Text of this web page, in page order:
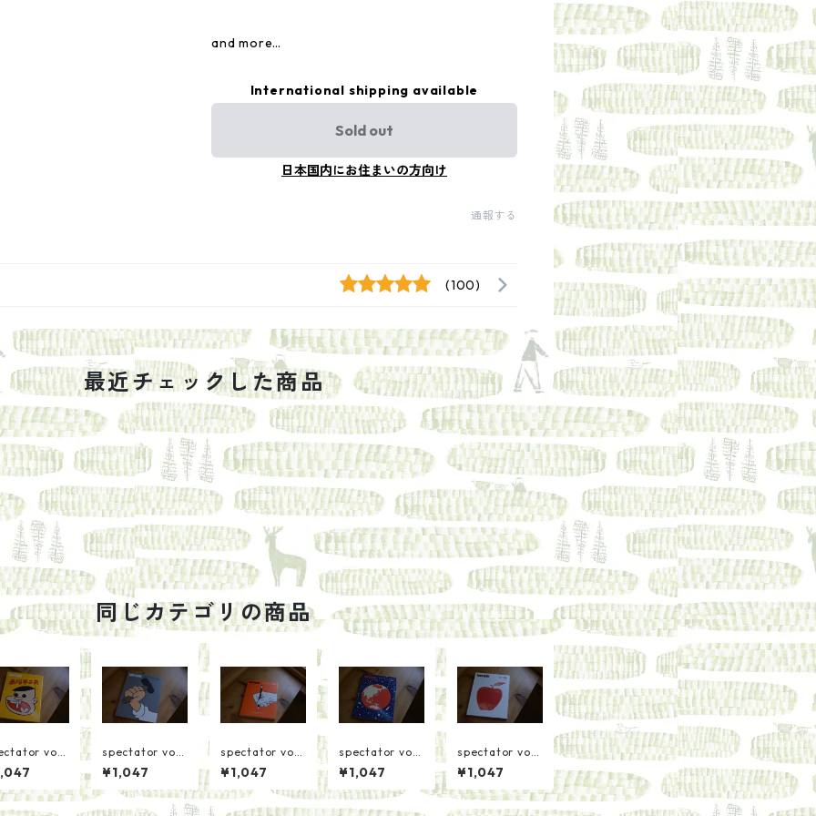
and more…
International shipping available
Sold out
日本国内にお住まいの方向け
通報する
(100)
最近チェックした商品
同じカテゴリの商品
vol3
塚不二夫
spectator vol3
4 ポートランド
の小商い
¥1,047
spectator vol3
3 クリエイティ
ブ文章術
¥1,047
spectator vol3
0 ホール・アー
ス・カタログ後
編
¥1,047
spectator vol3
6 コペ転
¥1,047